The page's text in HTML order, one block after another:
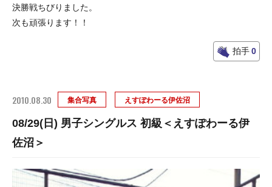
決勝戦ちびりました。
次も頑張ります！！
拍手0
2010.08.30 集合写真 えすぽわーる伊佐沼
08/29(日) 男子シングルス 初級＜えすぽわーる伊
佐沼＞